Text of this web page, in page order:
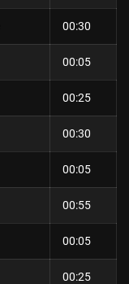
00:30
00:05
00:25
00:30
00:05
00:55
00:05
00:25